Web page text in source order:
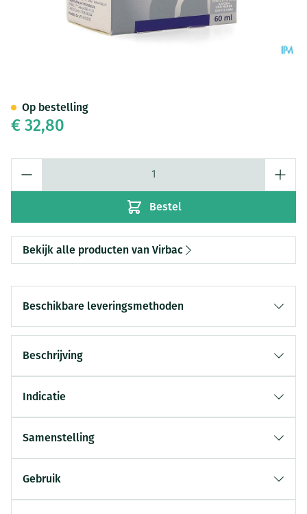
€ 32,80
Bestel
Op bestelling
Bekijk alle producten van Virbac
Beschikbare leveringsmethoden
Beschrijving
Indicatie
Samenstelling
Gebruik